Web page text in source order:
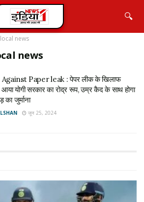
🔍
news
news
Paper leak : पेपर लीक के खिलाफ
योगी सरकार का रोद्र रूप, उम्र कैद के साथ होगा
का जुर्माना
जून 25, 2024